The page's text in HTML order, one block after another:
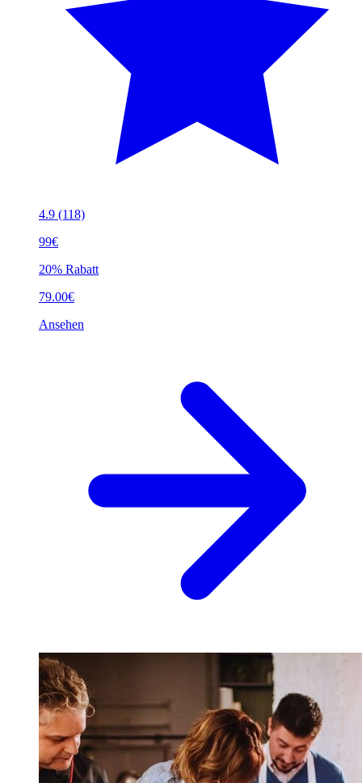
4.9 (118)
99€
20% Rabatt
79.00€
Ansehen